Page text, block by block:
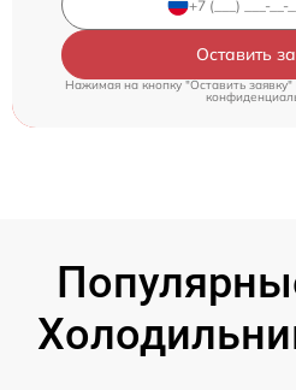
Оставить
Нажимая на кнопку "Оставить